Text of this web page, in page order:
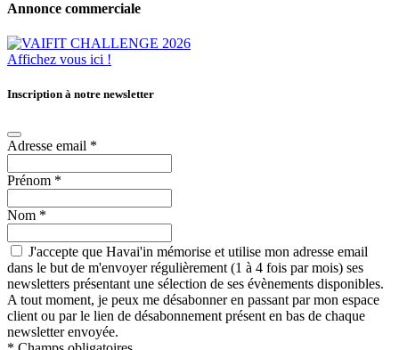
Annonce commerciale
Affichez vous ici !
Inscription à notre newsletter
Adresse email *
Prénom *
Nom *
J'accepte que Havai'in mémorise et utilise mon adresse email
dans le but de m'envoyer régulièrement (1 à 4 fois par mois) ses
newsletters présentant une sélection de ses évènements disponibles.
A tout moment, je peux me désabonner en passant par mon espace
client ou par le lien de désabonnement présent en bas de chaque
newsletter envoyée.